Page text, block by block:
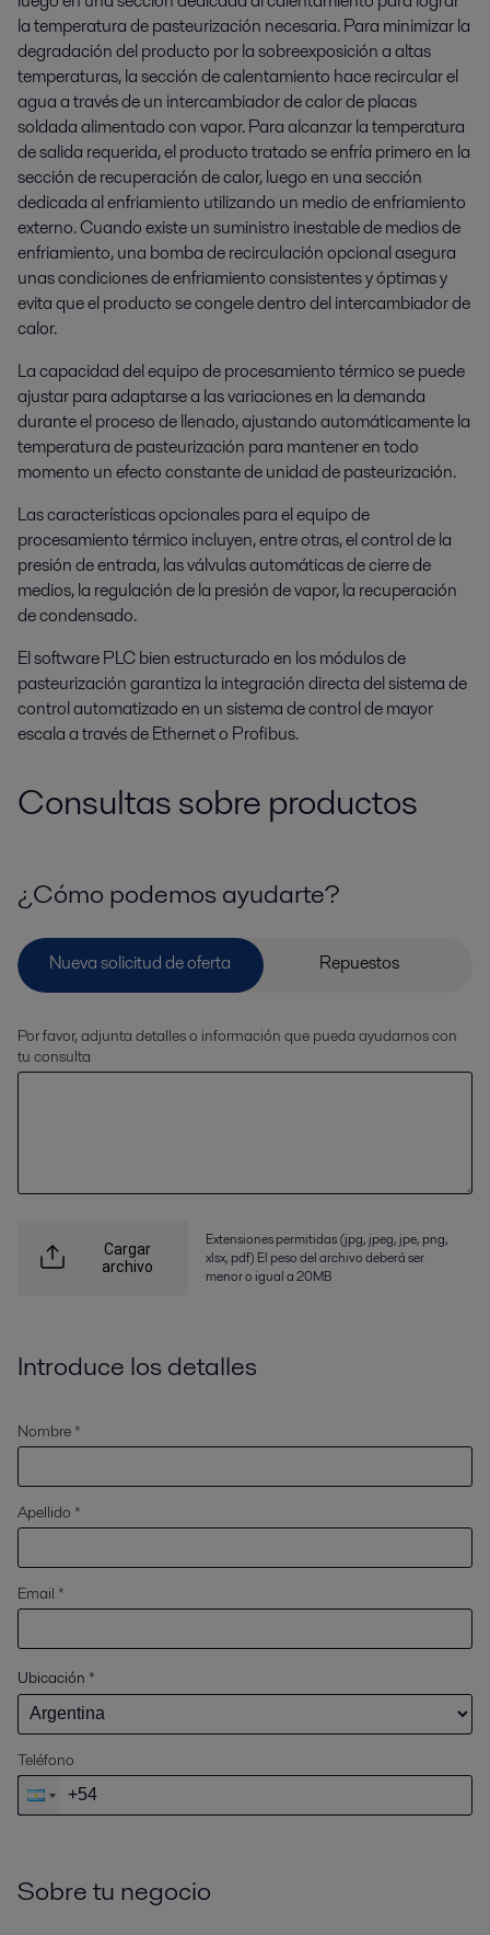
la temperatura de pasteurización necesaria. Para minimizar la
degradación del producto por la sobreexposición a altas
temperaturas, la sección de calentamiento hace recircular el
agua a través de un intercambiador de calor de placas
soldada alimentado con vapor. Para alcanzar la temperatura
de salida requerida, el producto tratado se enfría primero en la
sección de recuperación de calor, luego en una sección
dedicada al enfriamiento utilizando un medio de enfriamiento
externo. Cuando existe un suministro inestable de medios de
enfriamiento, una bomba de recirculación opcional asegura
unas condiciones de enfriamiento consistentes y óptimas y
evita que el producto se congele dentro del intercambiador de
calor.
La capacidad del equipo de procesamiento térmico se puede
ajustar para adaptarse a las variaciones en la demanda
durante el proceso de llenado, ajustando automáticamente la
temperatura de pasteurización para mantener en todo
momento un efecto constante de unidad de pasteurización.
Las características opcionales para el equipo de
procesamiento térmico incluyen, entre otras, el control de la
presión de entrada, las válvulas automáticas de cierre de
medios, la regulación de la presión de vapor, la recuperación
de condensado.
El software PLC bien estructurado en los módulos de
pasteurización garantiza la integración directa del sistema de
control automatizado en un sistema de control de mayor
escala a través de Ethernet o Profibus.
Consultas sobre productos
¿Cómo podemos ayudarte?
Por favor, adjunta detalles o información que pueda ayudarnos con
tu consulta
Cargar
archivo
Extensiones permitidas (jpg, jpeg, jpe, png,
xlsx, pdf) El peso del archivo deberá ser
menor o igual a 20MB
Introduce los detalles
Nombre *
Apellido *
Email *
Ubicación *
Teléfono
Sobre tu negocio